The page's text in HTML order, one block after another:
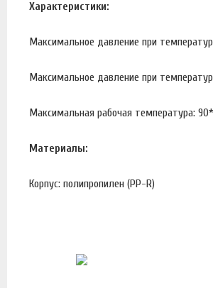
Характеристики:
Максимальное давление при
Максимальное давление при
Максимальная рабочая температура:
Материалы:
Корпус: полипропилен (PP-R)